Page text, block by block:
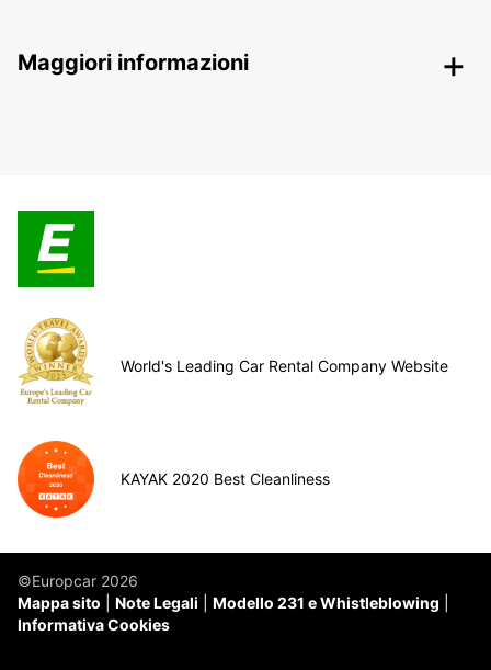
Maggiori informazioni
World's Leading Car Rental Company Website
KAYAK 2020 Best Cleanliness
©Europcar 2026
Mappa sito
Note Legali
Modello 231 e Whistleblowing
Informativa Cookies